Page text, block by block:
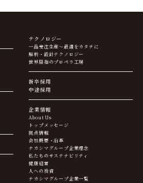
テクノロジー
一品受注生産～最適をカタチに
解析・設計テクノロジー
世界屈指のプロペラ工場
新卒採用
中途採用
企業情報
About Us
トップメッセージ
拠点情報
会社概要・沿革
ナカシマグループ企業理念
私たちのサステナビリティ
健康経営
人への投資
ナカシマグループ企業一覧